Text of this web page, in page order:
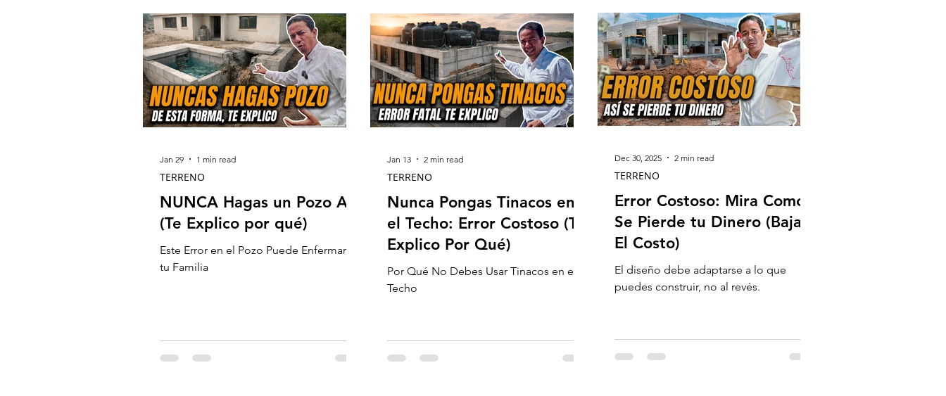
NUNCA Hagas un Pozo Así
(Te Explico por qué)
Este Error en el Pozo Puede Enfermar a
tu Familia
TERRENO
Jan 29 1 min read
Nunca Pongas Tinacos en
el Techo: Error Costoso (Te
Explico Por Qué)
Por Qué No Debes Usar Tinacos en el
Techo
TERRENO
Jan 13 2 min read
Error Costoso: Mira Como,
Se Pierde tu Dinero (Bajar
El Costo)
El diseño debe adaptarse a lo que
puedes construir, no al revés.
TERRENO
Dec 30, 2025 2 min read